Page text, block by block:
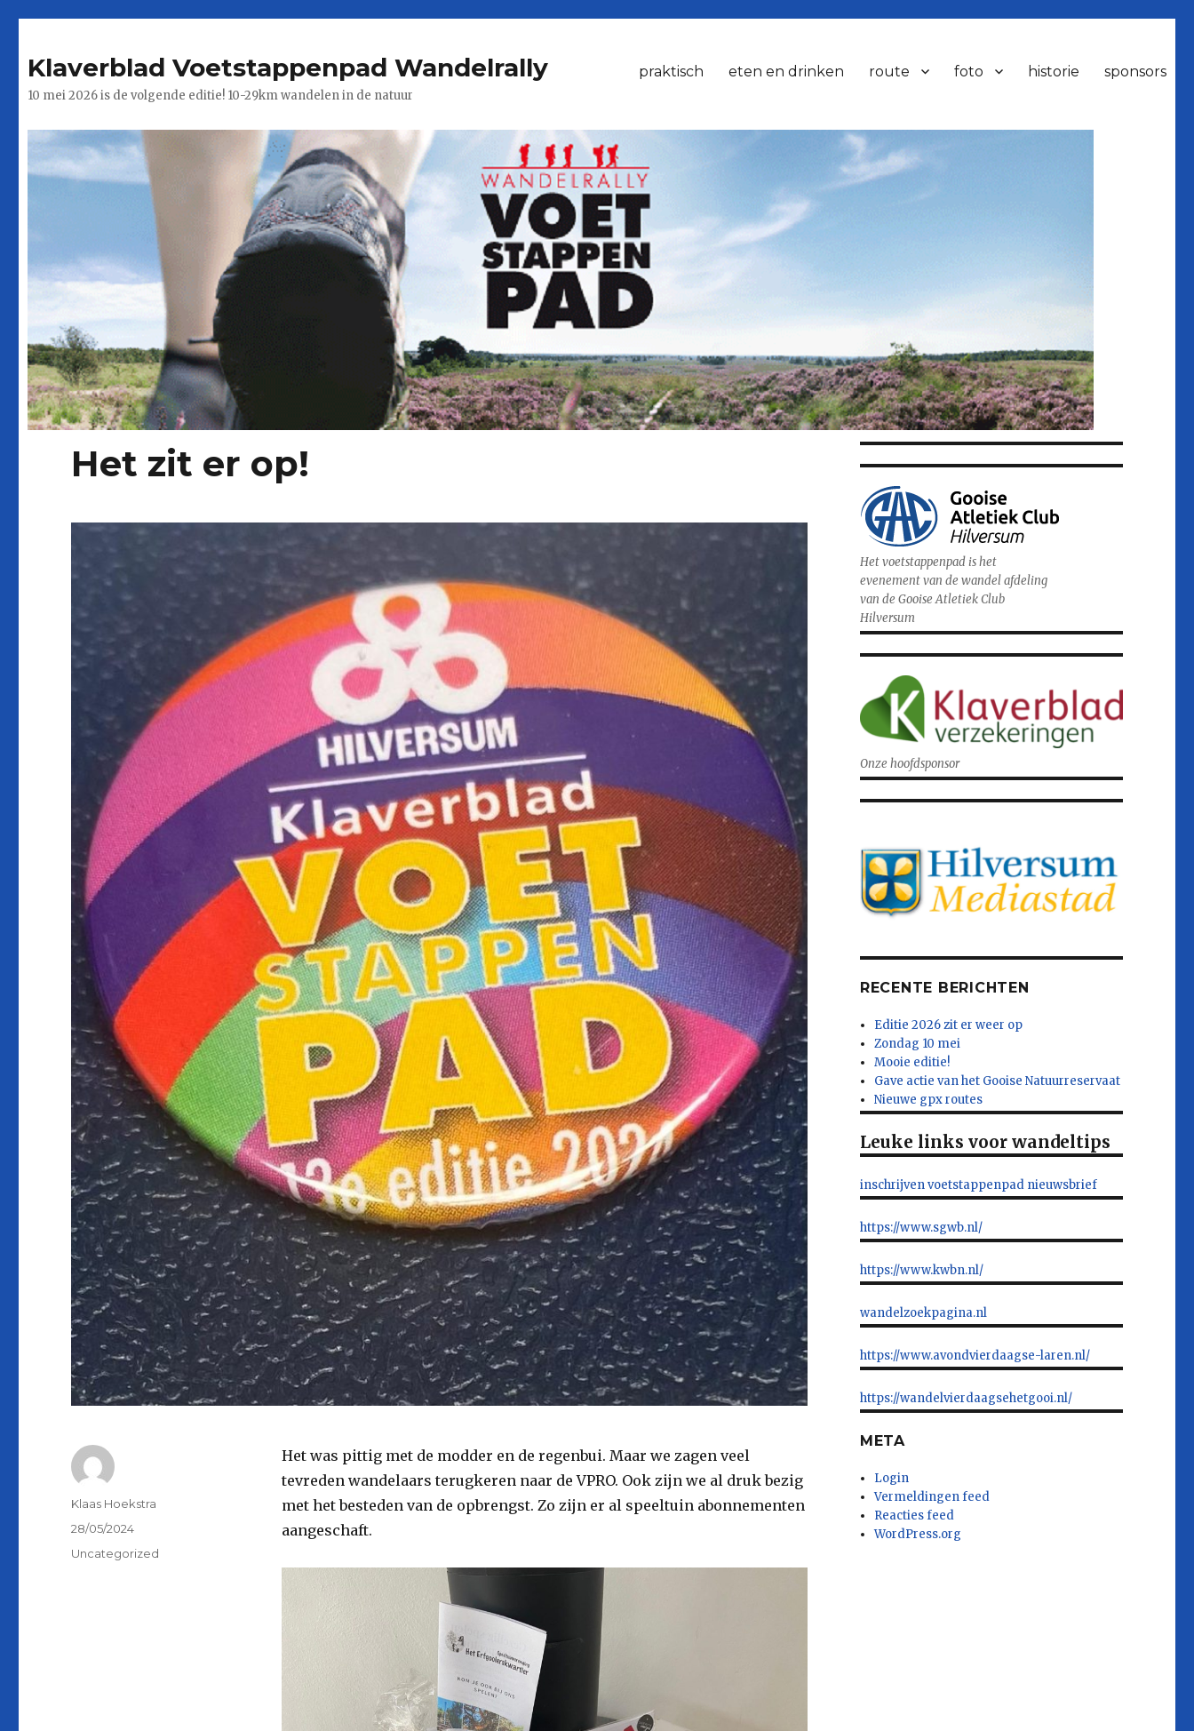
Klaverblad Voetstappenpad Wandelrally
10 mei 2026 is de volgende editie! 10-29km wandelen in de natuur
praktisch eten en drinken route foto historie sponsors
Het zit er op!
Het was pittig met de modder en de regenbui. Maar we zagen veel
tevreden wandelaars terugkeren naar de VPRO. Ook zijn we al druk bezig
met het besteden van de opbrengst. Zo zijn er al speeltuin abonnementen
aangeschaft.
Auteur
Klaas Hoekstra
Geplaatst
28/05/2024
Categorieën
Uncategorized
Het voetstappenpad is het
evenement van de wandel afdeling
van de Gooise Atletiek Club
Hilversum
Onze hoofdsponsor
RECENTE BERICHTEN
Editie 2026 zit er weer op
Zondag 10 mei
Mooie editie!
Gave actie van het Gooise Natuurreservaat
Nieuwe gpx routes
Leuke links voor wandeltips
inschrijven voetstappenpad nieuwsbrief
https://www.sgwb.nl/
https://www.kwbn.nl/
wandelzoekpagina.nl
https://www.avondvierdaagse-laren.nl/
https://wandelvierdaagsehetgooi.nl/
META
Login
Vermeldingen feed
Reacties feed
WordPress.org